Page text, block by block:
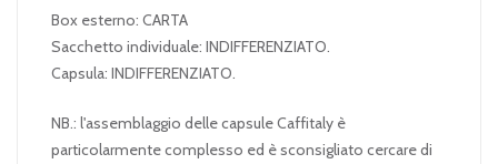
Box esterno: CARTA
Sacchetto individuale: INDIFFERENZIATO.
Capsula: INDIFFERENZIATO.
NB.: l'assemblaggio delle capsule Caffitaly è
particolarmente complesso ed è sconsigliato cercare di